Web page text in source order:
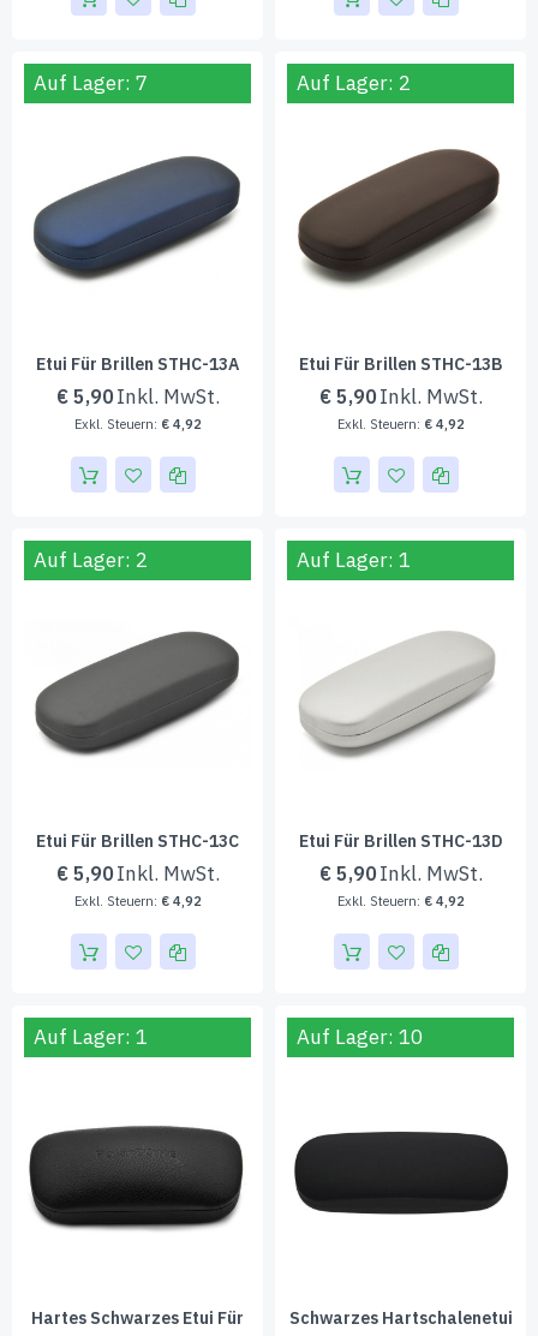
Auf Lager: 7
Etui Für Brillen STHC-13A
€ 5,90
€ 4,92
Auf Lager: 2
Etui Für Brillen STHC-13B
€ 5,90
€ 4,92
Auf Lager: 2
Etui Für Brillen STHC-13C
€ 5,90
€ 4,92
Auf Lager: 1
Etui Für Brillen STHC-13D
€ 5,90
€ 4,92
Auf Lager: 1
Hartes Schwarzes Etui Für
Auf Lager: 10
Schwarzes Hartschalenetui